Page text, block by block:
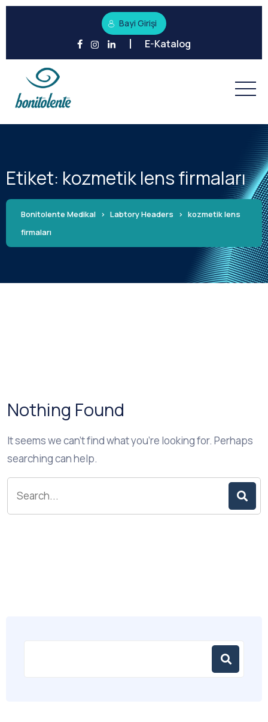
Bayi Girişi
E-Katalog
Etiket: kozmetik lens firmaları
Bonitolente Medikal > Labtory Headers > kozmetik lens
firmaları
Nothing Found
It seems we can’t find what you’re looking for. Perhaps
searching can help.